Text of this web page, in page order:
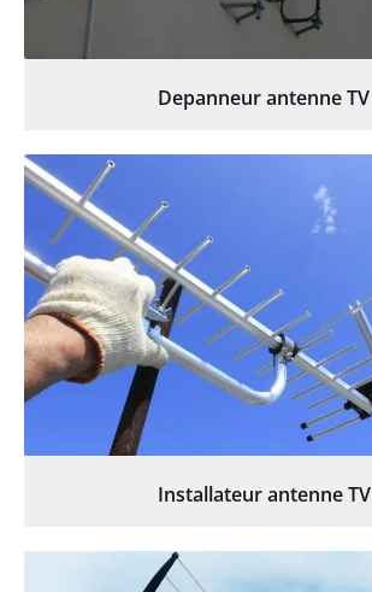
Depanneur antenne TV
Installateur antenne TV